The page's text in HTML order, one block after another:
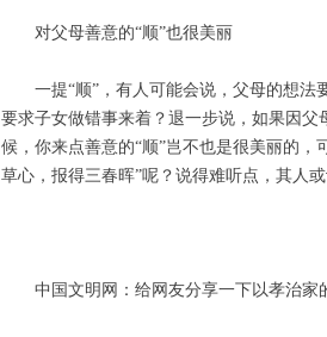
对父母善意的“顺”也很美丽
一提“顺”，有人可能会说，父母的想
要求子女做错事来着？退一步说，如果因
候，你来点善意的“顺”岂不也是很美丽的，
草心，报得三春晖”呢？说得难听点，其人
中国文明网：给网友分享一下以孝治家